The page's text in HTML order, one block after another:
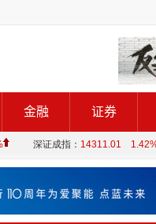
金融 证券